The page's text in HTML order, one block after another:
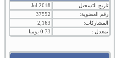
تاريخ التسجيل:
Jul 2018
رقم العضوية:
37552
المشاركات:
2,163
بمعدل :
0.73 يوميا